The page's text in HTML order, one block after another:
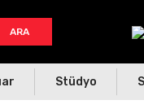
ARA
Stüdyo